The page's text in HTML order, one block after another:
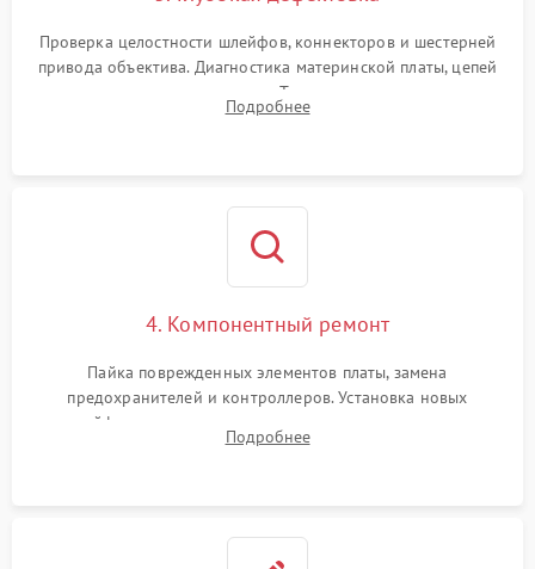
Проверка целостности шлейфов, коннекторов и шестерней
привода объектива. Диагностика материнской платы, цепей
питания и картоприемника. Тестирование механизма
затвора и блока внутрикамерной стабилизации.
Подробнее
4. Компонентный ремонт
Пайка поврежденных элементов платы, замена
предохранителей и контроллеров. Установка новых
шлейфов, дисплея, механизма затвора или двигателя
автофокуса. Восстановление геометрии тубуса объектива
Подробнее